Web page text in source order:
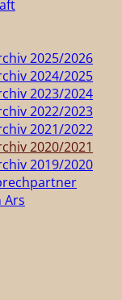
2025/2026
2024/2025
2023/2024
2022/2023
2021/2022
2020/2021
2019/2020
Ars